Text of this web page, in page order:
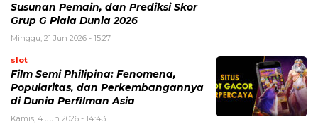
Susunan Pemain, dan Prediksi Skor
Grup G Piala Dunia 2026
Minggu, 21 Jun 2026 - 15:27
slot
Film Semi Philipina: Fenomena,
Popularitas, dan Perkembangannya
di Dunia Perfilman Asia
Kamis, 4 Jun 2026 - 14:43